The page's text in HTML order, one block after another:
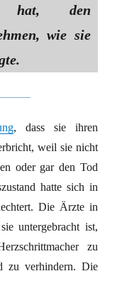
hat, den
wie sie
, dass sie ihren
weil sie nicht
oder gar den Tod
hatte sich in
Die Ärzte in
untergebracht ist,
zu
zu verhindern. Die